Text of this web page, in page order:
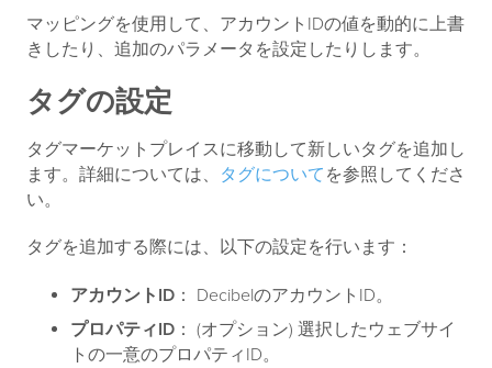
マッピングを使用して、アカウントIDの値を動的に上書
きしたり、追加のパラメータを設定したりします。
タグの設定
タグマーケットプレイスに移動して新しいタグを追加し
ます。詳細については、 タグについて を参照してくださ
い。
タグを追加する際には、以下の設定を行います：
アカウントID ： DecibelのアカウントID。
プロパティID ： (オプション) 選択したウェブサイ
トの一意のプロパティID。